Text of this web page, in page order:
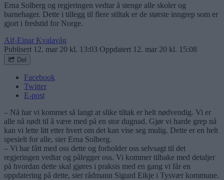
Erna Solberg og regjeringen vedtar å stenge alle skoler og
barnehager. Dette i tillegg til flere stiltak er de største inngrep som er
gjort i fredstid for Norge.
Alf-Einar Kvalavåg
Publisert 12. mar 20 kl. 13:03 Oppdatert 12. mar 20 kl. 15:08
Del
Facebook
Twitter
E-post
– Nå har vi kommet så langt at slike tiltak er helt nødvendig. Vi er
alle nå nødt til å være med på en stor dugnad. Gjør vi harde grep nå
kan vi lette litt etter hvert om det kan vise seg mulig. Dette er en helt
spesielt for alle, sier Erna Solberg.
– Vi har fått med oss dette og forholder oss selvsagt til det
regjeringen vedtar og pålegger oss. Vi kommer tilbake med detaljer
på hvordan dette skal gjøres i praksis med en gang vi får en
oppdatering på dette, sier rådmann Sigurd Eikje i Tysvær kommune.